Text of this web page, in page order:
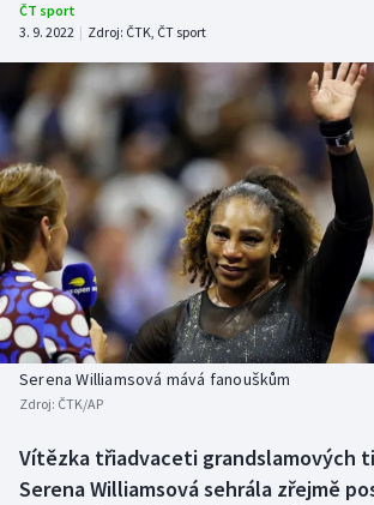
Atletika
Cyklistika
DALŠÍ SPORTY
Americký fotbal
Baseball a softbal
Basketbal
Biatlon
Box
NEPŘEHLÉDNĚTE
Soutěže
Historické návraty
Aplikace ČT sport
ČT sport
3. 9. 2022 | Zdroj: ČTK, ČT sport
Serena Williamsová mává fanouškům
Zdroj: ČTK/AP
Vítězka třiadvaceti grandslamových
Serena Williamsová sehrála zřejmě